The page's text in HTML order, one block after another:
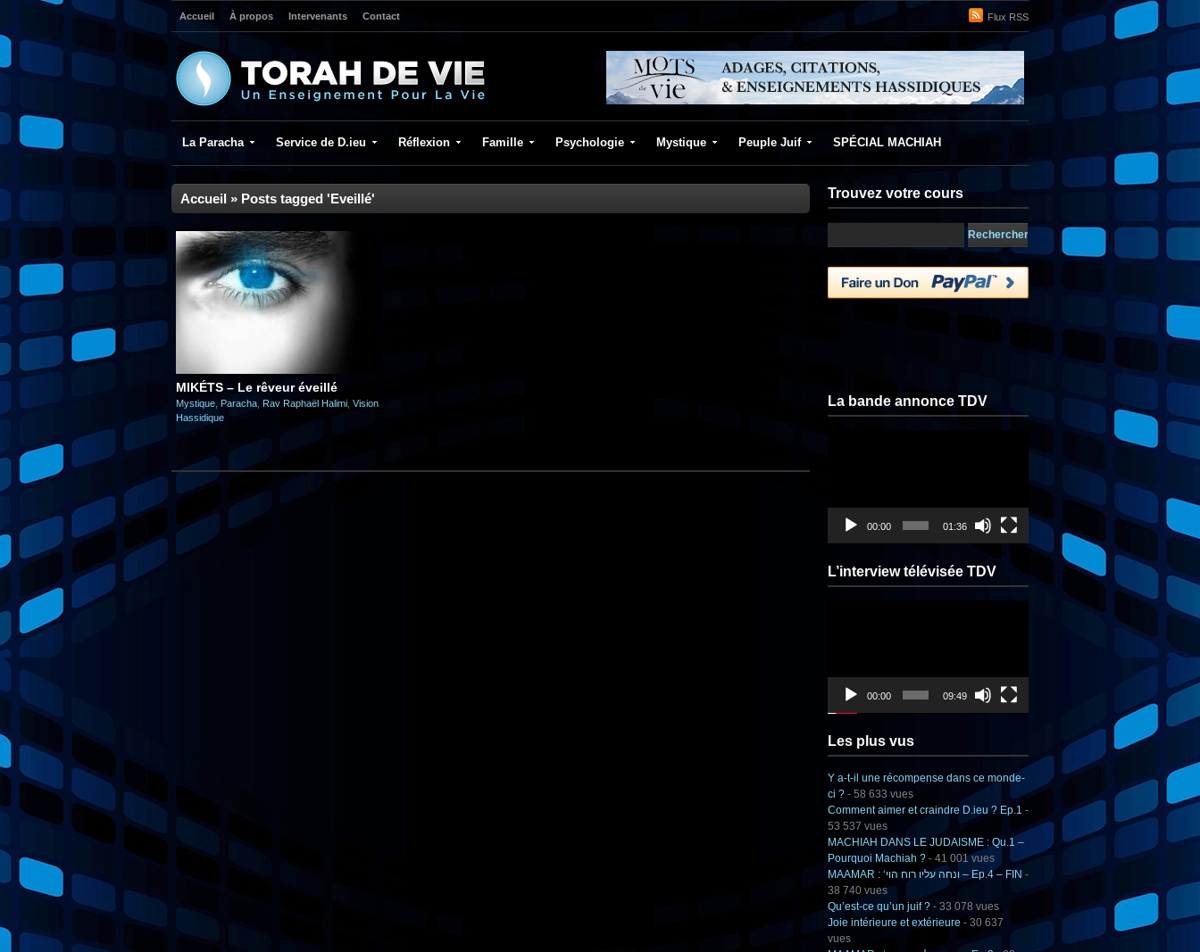
Flux RSS
Accueil À propos Intervenants Contact
La Paracha Service de D.ieu Réflexion Famille Psychologie Mystique Peuple Juif SPÉCIAL MACHIAH
Accueil » Posts tagged 'Eveillé'
MIKÉTS – Le rêveur éveillé
Mystique Paracha Rav Raphaël Halimi Vision
Hassidique
Trouvez votre cours
La bande annonce TDV
00:00 01:36
L’interview télévisée TDV
00:00 09:49
Les plus vus
Y a-t-il une récompense dans ce monde-
ci ? - 58 633 vues
Comment aimer et craindre D.ieu ? Ep.1 -
53 537 vues
MACHIAH DANS LE JUDAISME : Qu.1 –
Pourquoi Machiah ? - 41 001 vues
MAAMAR : ‘ונחה עליו רוח הוי – Ep.4 – FIN -
38 740 vues
Qu’est-ce qu’un juif ? - 33 078 vues
Joie intérieure et extérieure - 30 637
vues